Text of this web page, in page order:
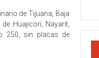
de Tijuana, Baja
Huajicori, Nayarit,
250, sin placas de